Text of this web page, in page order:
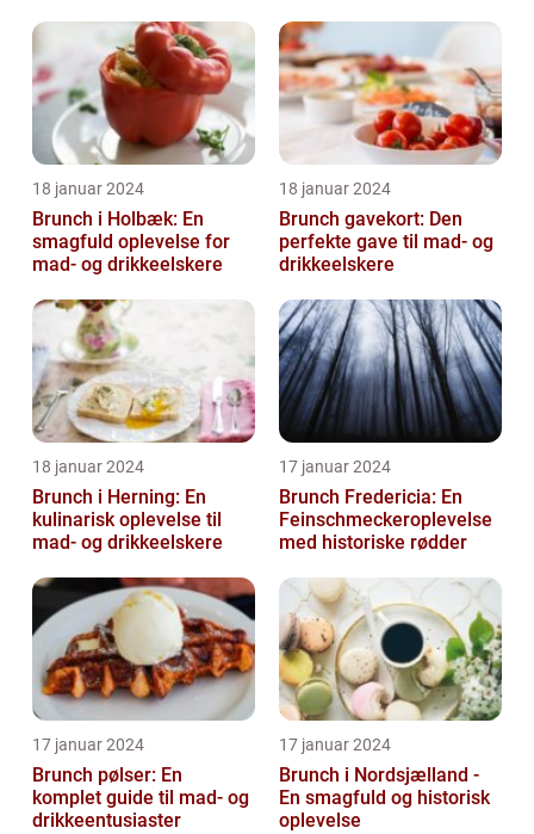
18 januar 2024
Brunch i Holbæk: En
smagfuld oplevelse for
mad- og drikkeelskere
18 januar 2024
Brunch gavekort: Den
perfekte gave til mad- og
drikkeelskere
18 januar 2024
Brunch i Herning: En
kulinarisk oplevelse til
mad- og drikkeelskere
17 januar 2024
Brunch Fredericia: En
Feinschmeckeroplevelse
med historiske rødder
17 januar 2024
Brunch pølser: En
komplet guide til mad- og
drikkeentusiaster
17 januar 2024
Brunch i Nordsjælland -
En smagfuld og historisk
oplevelse